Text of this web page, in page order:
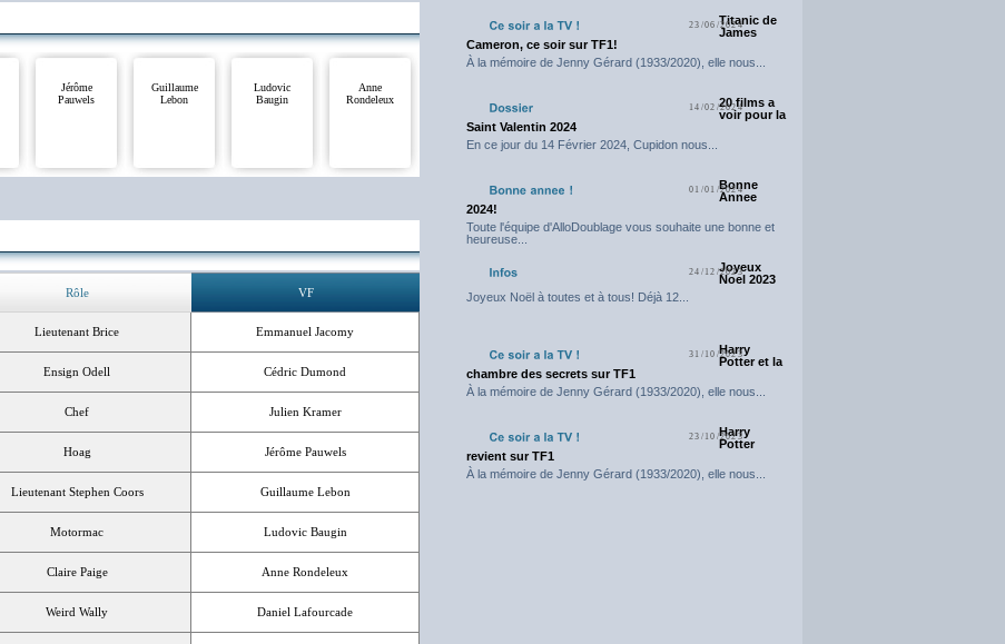
Jérôme
Pauwels
Guillaume
Lebon
Ludovic
Baugin
Anne
Rondeleux
Rôle VF
Lieutenant Brice Emmanuel Jacomy
Ensign Odell Cédric Dumond
Chef Julien Kramer
Hoag Jérôme Pauwels
Lieutenant Stephen Coors Guillaume Lebon
Motormac Ludovic Baugin
Claire Paige Anne Rondeleux
Weird Wally Daniel Lafourcade
23/06/2024Titanic de
James
Cameron, ce soir sur TF1!
À la mémoire de Jenny Gérard (1933/2020), elle nous...
14/02/202420 films a
voir pour la
Saint Valentin 2024
En ce jour du 14 Février 2024, Cupidon nous...
01/01/2024
Bonne
Annee
2024!
Toute l'équipe d'AlloDoublage vous souhaite une bonne et
heureuse...
24/12/2023
Joyeux
Noel 2023
Joyeux Noël à toutes et à tous! Déjà 12...
31/10/2023
Harry
Potter et la
chambre des secrets sur TF1
À la mémoire de Jenny Gérard (1933/2020), elle nous...
23/10/2023
Harry
Potter
revient sur TF1
À la mémoire de Jenny Gérard (1933/2020), elle nous...